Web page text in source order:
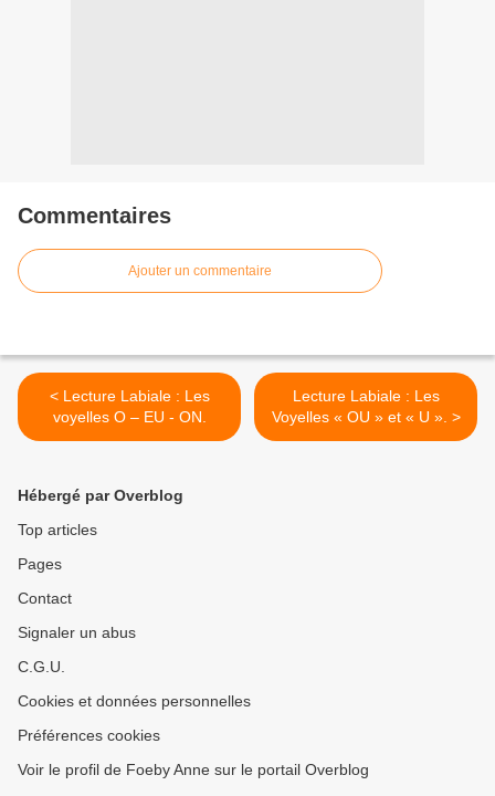
Commentaires
Ajouter un commentaire
< Lecture Labiale : Les
voyelles O – EU - ON.
Lecture Labiale : Les
Voyelles « OU » et « U ». >
Hébergé par Overblog
Top articles
Pages
Contact
Signaler un abus
C.G.U.
Cookies et données personnelles
Préférences cookies
Voir le profil de Foeby Anne sur le portail Overblog